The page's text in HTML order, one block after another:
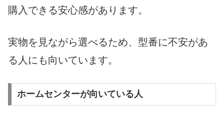
購入できる安心感があります。
実物を見ながら選べるため、型番に不安があ
る人にも向いています。
ホームセンターが向いている人